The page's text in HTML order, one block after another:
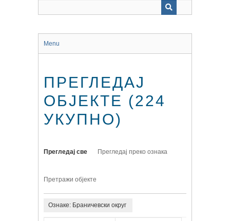
Menu
ПРЕГЛЕДАЈ
ОБЈЕКТЕ (224
УКУПНО)
Прегледај све Прегледај преко ознака
Претражи објекте
Ознаке: Браничевски округ